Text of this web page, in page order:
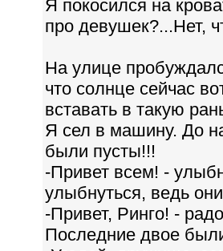
Я покосился на
про девушек?...Нет,
На улице
что солнце сейчас
вставать в такую
Я сел в машину. До
были пусты!!!
-Привет всем! -
улыбнуться, ведь
-Привет, Ринго! -
Последние двое